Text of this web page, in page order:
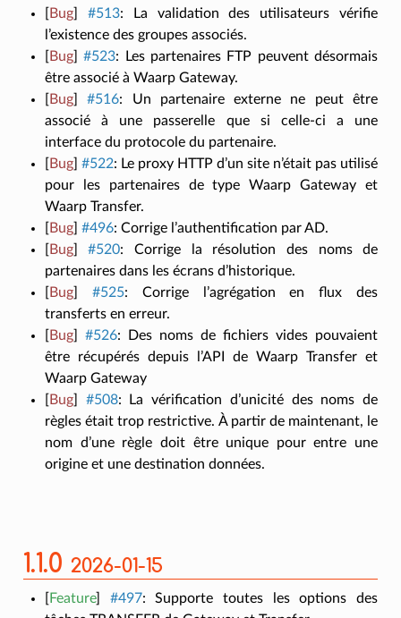
Bug] #513: La validation des utilisateurs vérifie
l’existence des groupes associés.
Bug] #523: Les partenaires FTP peuvent désormais
être associé à Waarp Gateway.
Bug] #516: Un partenaire externe ne peut être
associé à une passerelle que si celle-ci a une
interface du protocole du partenaire.
Bug] #522: Le proxy HTTP d’un site n’était pas utilisé
pour les partenaires de type Waarp Gateway et
Waarp Transfer.
Bug] #496: Corrige l’authentification par AD.
Bug] #520: Corrige la résolution des noms de
partenaires dans les écrans d’historique.
Bug] #525: Corrige l’agrégation en flux des
transferts en erreur.
Bug] #526: Des noms de fichiers vides pouvaient
être récupérés depuis l’API de Waarp Transfer et
Waarp Gateway
Bug] #508: La vérification d’unicité des noms de
règles était trop restrictive. À partir de maintenant, le
nom d’une règle doit être unique pour entre une
origine et une destination données.
1.1.0 2026-01-15
[Feature] #497: Supporte toutes les options des